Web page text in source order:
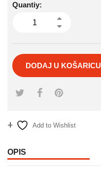
Quantiy:
DODAJ U KOŠARICU
Add to Wishlist
OPIS